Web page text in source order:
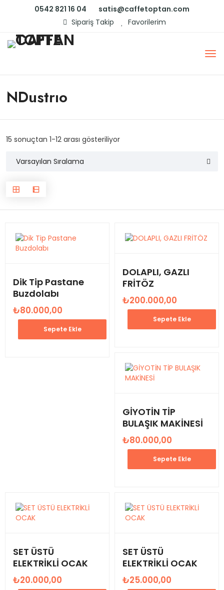
0542 821 16 04
satis@caffetoptan.com
Sipariş Takip
Favorilerim
NDustrıo
15 sonuçtan 1-12 arası gösteriliyor
Dik Tip Pastane
Buzdolabı
₺80.000,00
Sepete Ekle
DOLAPLI, GAZLI
FRİTÖZ
₺200.000,00
Sepete Ekle
GİYOTİN TİP
BULAŞIK MAKİNESİ
₺80.000,00
Sepete Ekle
SET ÜSTÜ
ELEKTRİKLİ OCAK
₺20.000,00
SET ÜSTÜ
ELEKTRİKLİ OCAK
₺25.000,00